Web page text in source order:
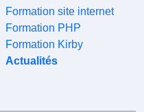
Formation site internet
Formation PHP
Formation Kirby
Actualités